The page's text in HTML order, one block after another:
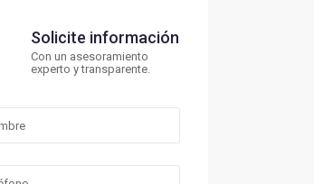
Solicite información
Con un asesoramiento
experto y transparente.